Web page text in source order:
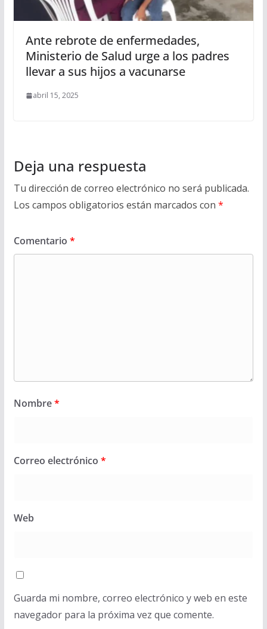
Ante rebrote de enfermedades,
Ministerio de Salud urge a los padres
llevar a sus hijos a vacunarse
abril 15, 2025
Deja una respuesta
Tu dirección de correo electrónico no será publicada.
Los campos obligatorios están marcados con *
Comentario *
Nombre*
Correo electrónico *
Web
Guarda mi nombre, correo electrónico y web en este
navegador para la próxima vez que comente.